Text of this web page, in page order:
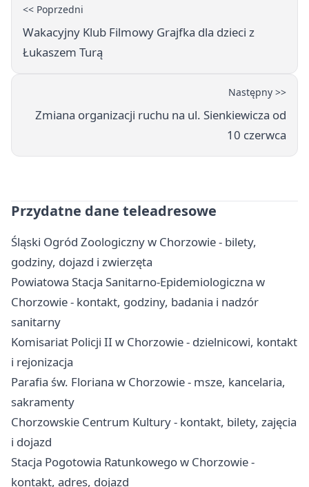
<< Poprzedni
Wakacyjny Klub Filmowy Grajfka dla dzieci z
Łukaszem Turą
Następny >>
Zmiana organizacji ruchu na ul. Sienkiewicza od
10 czerwca
Przydatne dane teleadresowe
Śląski Ogród Zoologiczny w Chorzowie - bilety,
godziny, dojazd i zwierzęta
Powiatowa Stacja Sanitarno-Epidemiologiczna w
Chorzowie - kontakt, godziny, badania i nadzór
sanitarny
Komisariat Policji II w Chorzowie - dzielnicowi, kontakt
i rejonizacja
Parafia św. Floriana w Chorzowie - msze, kancelaria,
sakramenty
Chorzowskie Centrum Kultury - kontakt, bilety, zajęcia
i dojazd
Stacja Pogotowia Ratunkowego w Chorzowie -
kontakt, adres, dojazd